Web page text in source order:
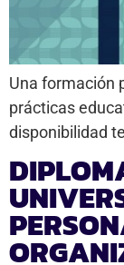
Una formación
prácticas
disponibilidad